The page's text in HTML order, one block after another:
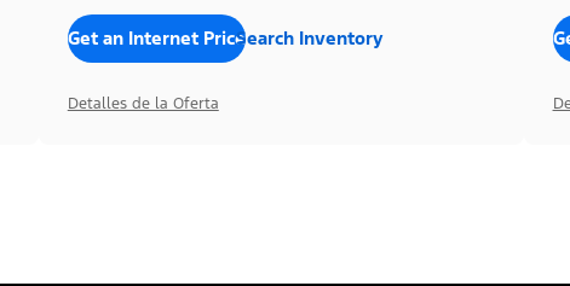
Get an Internet PriceSearch Inventory
Detalles de la Oferta